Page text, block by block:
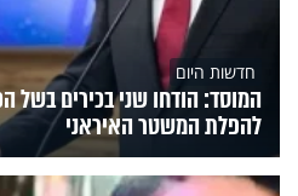
חדשות היום
המוסד: הודחו שני בכירים בשל
להפלת המשטר האיראני